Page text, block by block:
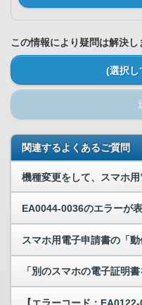
この情報により疑問は解決し
(選択し
関連するよくあるご質問
スマホ用電子申請書の「